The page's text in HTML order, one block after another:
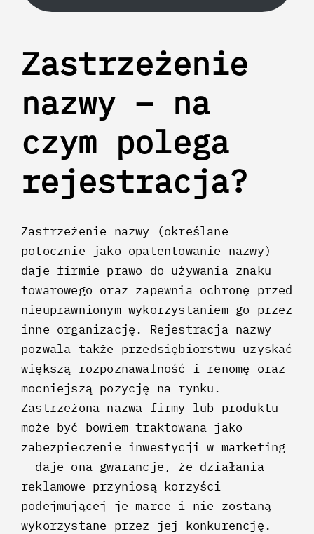
Zastrzeżenie
nazwy – na
czym polega
rejestracja?
Zastrzeżenie nazwy (określane
potocznie jako opatentowanie nazwy)
daje firmie prawo do używania znaku
towarowego oraz zapewnia ochronę przed
nieuprawnionym wykorzystaniem go przez
inne organizację. Rejestracja nazwy
pozwala także przedsiębiorstwu uzyskać
większą rozpoznawalność i renomę oraz
mocniejszą pozycję na rynku.
Zastrzeżona nazwa firmy lub produktu
może być bowiem traktowana jako
zabezpieczenie inwestycji w marketing
– daje ona gwarancje, że działania
reklamowe przyniosą korzyści
podejmującej je marce i nie zostaną
wykorzystane przez jej konkurencję.